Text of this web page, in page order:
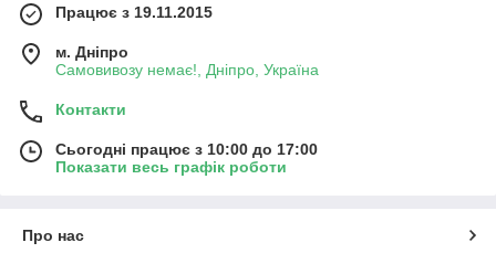
Працює з 19.11.2015
м. Дніпро
Самовивозу немає!, Дніпро, Україна
Контакти
Сьогодні працює з 10:00 до 17:00
Показати весь графік роботи
Про нас